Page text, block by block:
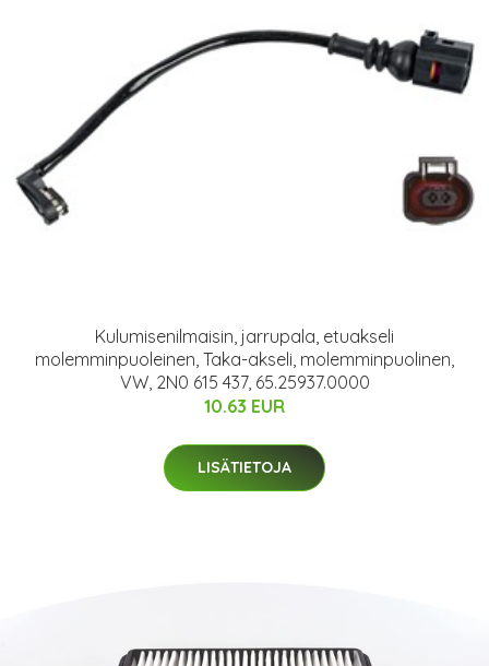
Kulumisenilmaisin, jarrupala, etuakseli
molemminpuoleinen, Taka-akseli, molemminpuolinen,
VW, 2N0 615 437, 65.25937.0000
10.63 EUR
LISÄTIETOJA